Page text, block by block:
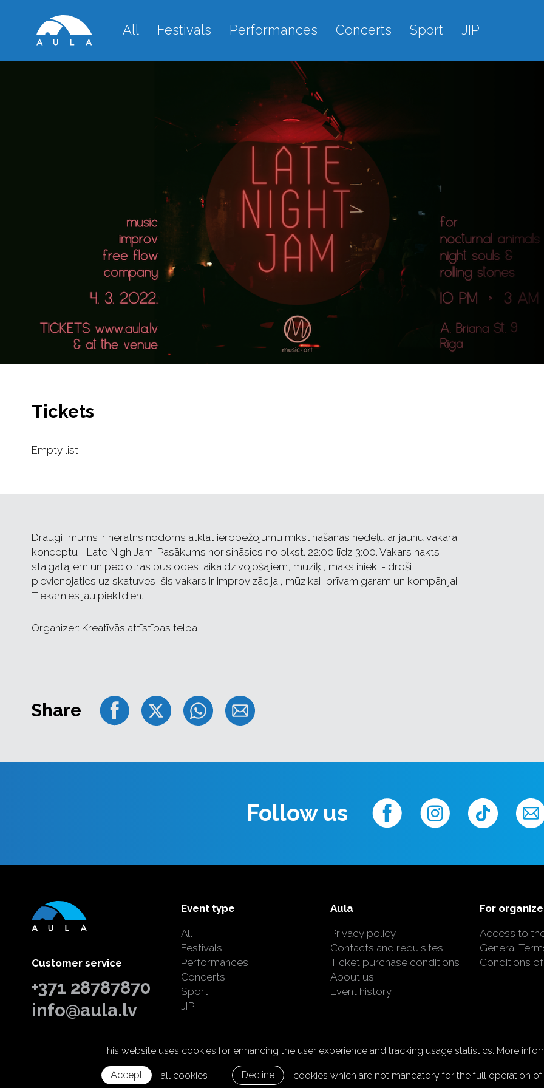
This website uses cookies for enhancing the user experience and tracking usage statistics. More
Decline cookies which are not mandatory for the full operation
Accept all cookies
All Festivals Performances Concerts Sport JIP
Tickets
Empty list
Draugi, mums ir nerātns nodoms atklāt ierobežojumu mīkstināšanas nedēļu ar jaunu vakara
konceptu - Late Nigh Jam. Pasākums norisināsies no plkst. 22:00 līdz 3:00. Vakars nakts
staigātājiem un pēc otras puslodes laika dzīvojošajiem, mūziķi, mākslinieki - droši
pievienojaties uz skatuves, šis vakars ir improvizācijai, mūzikai, brīvam garam un kompānijai.
Tiekamies jau piektdien.
Organizer: Kreatīvās attīstības telpa
Share
Follow us
Customer service
+371 28787870
info@aula.lv
Event type
All
Festivals
Performances
Concerts
Sport
JIP
Aula
Privacy policy
Contacts and requisites
Ticket purchase conditions
About us
Event history
For
Access to
General
Conditions